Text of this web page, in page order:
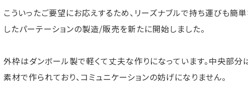
こういったご要望にお応えするため、リーズナブルで持ち運びも簡
したパーテーションの製造/販売を新たに開始しました。
外枠はダンボール製で軽くて丈夫な作りになっています。中央部分
素材で作られており、コミュニケーションの妨げになりません。